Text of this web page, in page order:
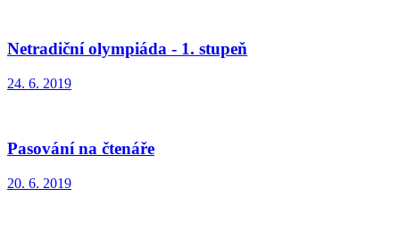
Netradiční olympiáda - 1. stupeň
24. 6. 2019
Pasování na čtenáře
20. 6. 2019